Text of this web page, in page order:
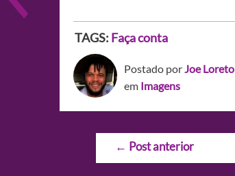
TAGS: Faça conta
Postado porJoe Loreto
em Imagens
Navegação
← Post anterior